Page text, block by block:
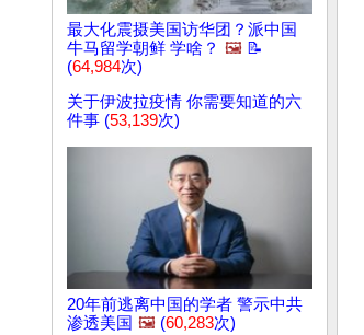
最大化震摄美国访华团？派中国
牛马留学朝鲜 学啥？ 🖼️ 📝
(64,984次)
关于伊波拉疫情 你需要知道的六
件事 (53,139次)
20年前逃离中国的学者 警示中共
渗透美国 🖼️ (60,283次)